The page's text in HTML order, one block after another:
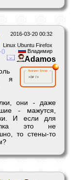
2016-03-20 00:32
Linux Ubuntu Firefox
Владимир
0
Adamos
я
они - даже
- мажутся,
И если для
это не
то стены-то